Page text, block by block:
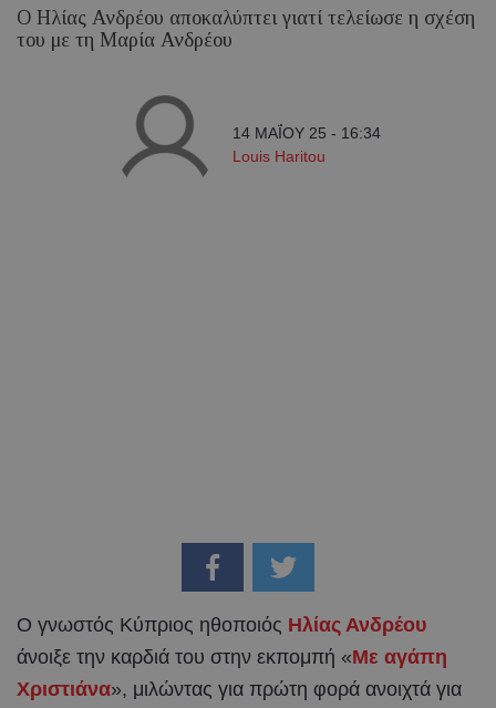
Ο Ηλίας Ανδρέου αποκαλύπτει γιατί τελείωσε η σχέση
του με τη Μαρία Ανδρέου
14 ΜΑΪ́ΟΥ 25 - 16:34
Louis Haritou
Ο γνωστός Κύπριος ηθοποιός Ηλίας Ανδρέου
άνοιξε την καρδιά του στην εκπομπή «Με αγάπη
Χριστιάνα», μιλώντας για πρώτη φορά ανοιχτά για